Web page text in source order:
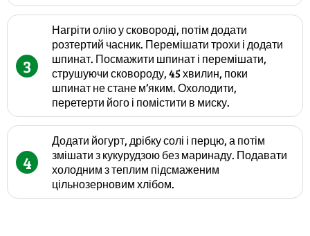
3
Нагріти олію у сковороді, потім додати
розтертий часник. Перемішати трохи і додати
шпинат. Посмажити шпинат і перемішати,
струшуючи сковороду, 45 хвилин, поки
шпинат не стане м’яким. Охолодити,
перетерти його і помістити в миску.
4
Додати йогурт, дрібку солі і перцю, а потім
змішати з кукурудзою без маринаду. Подавати
холодним з теплим підсмаженим
цільнозерновим хлібом.